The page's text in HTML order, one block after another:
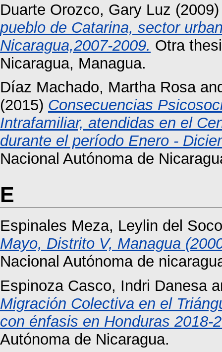
Duarte Orozco, Gary Luz
pueblo de Catarina, sector
Nicaragua,2007-2009. Otra
Nicaragua, Managua.
Díaz Machado, Martha Rosa
(2015) Consecuencias
Intrafamiliar, atendidas en el
durante el período Enero -
Nacional Autónoma de
E
Espinales Meza, Leylin del
Mayo, Distrito V, Managua
Nacional Autónoma de
Espinoza Casco, Indri Danesa
Migración Colectiva en el
con énfasis en Honduras 2018-
Autónoma de Nicaragua.